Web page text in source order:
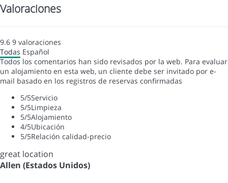
Valoraciones
9.6 9 valoraciones
Todas Español
Todos los comentarios han sido revisados por la web. Para evaluar
un alojamiento en esta web, un cliente debe ser invitado por e-
mail basado en los registros de reservas confirmadas
5/5Servicio
5/5Limpieza
5/5Alojamiento
4/5Ubicación
5/5Relación calidad-precio
great location
Allen (Estados Unidos)